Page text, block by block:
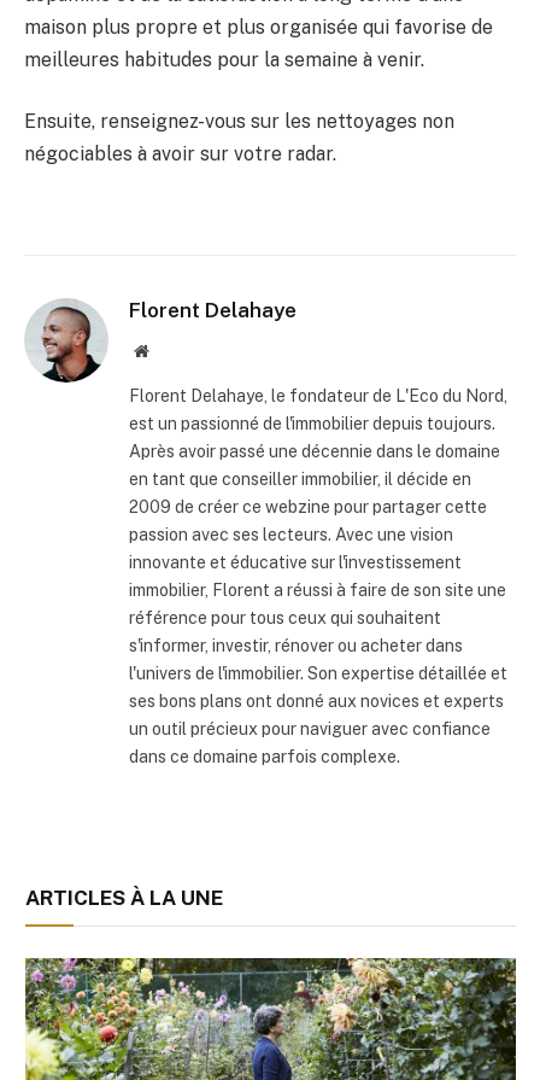
maison plus propre et plus organisée qui favorise de
meilleures habitudes pour la semaine à venir.
Ensuite, renseignez-vous sur les nettoyages non
négociables à avoir sur votre radar.
Florent Delahaye
Site
Florent Delahaye, le fondateur de L'Eco du Nord,
est un passionné de l'immobilier depuis toujours.
Après avoir passé une décennie dans le domaine
en tant que conseiller immobilier, il décide en
2009 de créer ce webzine pour partager cette
passion avec ses lecteurs. Avec une vision
innovante et éducative sur l'investissement
immobilier, Florent a réussi à faire de son site une
référence pour tous ceux qui souhaitent
s'informer, investir, rénover ou acheter dans
l'univers de l'immobilier. Son expertise détaillée et
ses bons plans ont donné aux novices et experts
un outil précieux pour naviguer avec confiance
dans ce domaine parfois complexe.
ARTICLES À LA UNE